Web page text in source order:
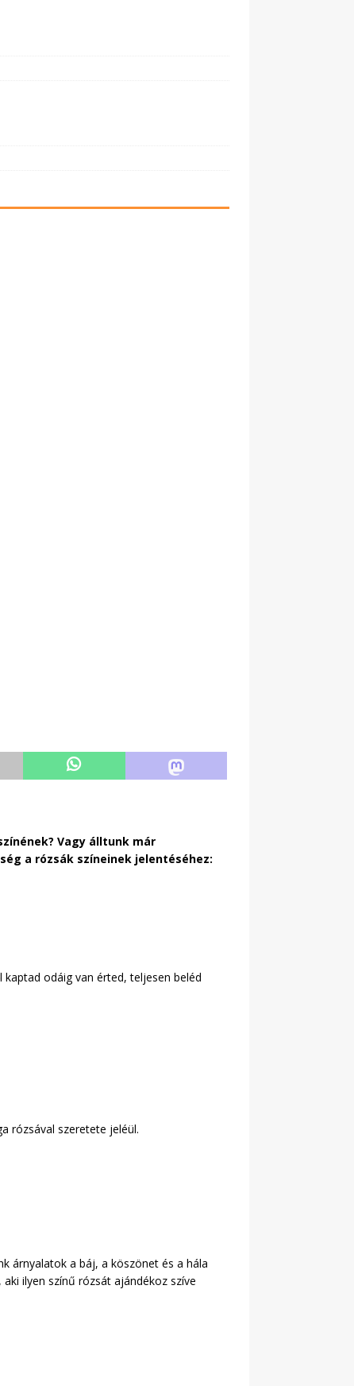
Vagy álltunk már
a rózsák színeinek jelentéséhez:
odáig van érted, teljesen beléd
rózsával szeretete jeléül.
árnyalatok a báj, a köszönet és a hála
ilyen színű rózsát ajándékoz szíve